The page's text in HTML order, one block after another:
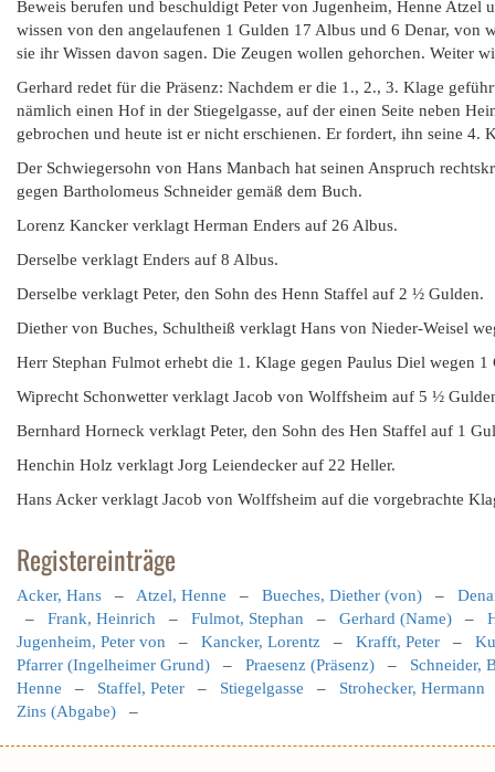
Beweis berufen und beschuldigt Peter von Jugenheim, Henne Atzel
wissen von den angelaufenen 1 Gulden 17 Albus und 6 Denar, von
sie ihr Wissen davon sagen. Die Zeugen wollen gehorchen. Weiter
Gerhard redet für die Präsenz: Nachdem er die 1., 2., 3. Klage
nämlich einen Hof in der Stiegelgasse, auf der einen Seite neben
gebrochen und heute ist er nicht erschienen. Er fordert, ihn seine 4.
Der Schwiegersohn von Hans Manbach hat seinen Anspruch
gegen Bartholomeus Schneider gemäß dem Buch.
Lorenz Kancker verklagt Herman Enders auf 26 Albus.
Derselbe verklagt Enders auf 8 Albus.
Derselbe verklagt Peter, den Sohn des Henn Staffel auf 2 ½ Gulden.
Diether von Buches, Schultheiß verklagt Hans von Nieder-Weisel
Herr Stephan Fulmot erhebt die 1. Klage gegen Paulus Diel wegen
Wiprecht Schonwetter verklagt Jacob von Wolffsheim auf 5 ½
Bernhard Horneck verklagt Peter, den Sohn des Hen Staffel auf 1
Henchin Holz verklagt Jorg Leiendecker auf 22 Heller.
Hans Acker verklagt Jacob von Wolffsheim auf die vorgebrachte
Registereinträge
Acker, Hans – Atzel, Henne – Bueches, Diether (von) –
– Frank, Heinrich – Fulmot, Stephan – Gerhard (Name) –
Jugenheim, Peter von – Kancker, Lorentz – Krafft, Peter –
Pfarrer (Ingelheimer Grund) – Praesenz (Präsenz) – Schneider,
Henne – Staffel, Peter – Stiegelgasse – Strohecker, Hermann
Zins (Abgabe) –